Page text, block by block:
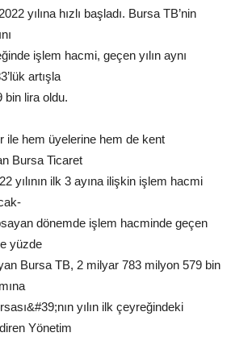
yılına hızlı başladı. Bursa TB’nin
işlem hacmi, geçen yılın aynı
artışla
bin lira oldu.
ile hem üyelerine hem de kent
Bursa Ticaret
yılının ilk 3 ayına ilişkin işlem hacmi
dönemde işlem hacminde geçen
yüzde
Bursa TB, 2 milyar 783 milyon 579 bin
yılın ilk çeyreğindeki
Yönetim